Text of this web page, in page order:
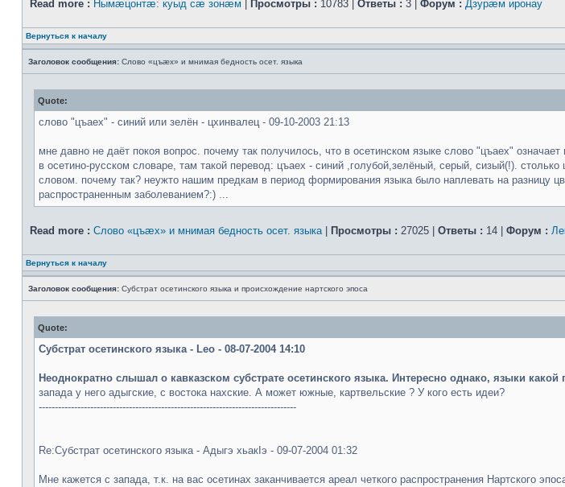
Read more : Нымæцонтæ: куыд сæ зонæм Просмотры : 10783 | Ответы : 3 | Форум : Дзурæм иронау
Вернуться к началу
Заголовок сообщения: Слово «цъæх» и мнимая бедность осет. языка
Quote:
слово "цъаех" - синий или зелён - цхинвалец - 09-10-2003 21:13
мне давно не даёт покоя вопрос. почему так получилось, что в осетинском языке слово "цъаех"
в осетино-русском словаре, там такой перевод: цъаех - синий ,голубой,зелёный, серый, сизый(!). столько
словом. почему так? неужто нашим предкам в период формирования языка было наплевать на разницу
распространенным заболеванием?:) ...
Read more : Слово «цъæх» и мнимая бедность осет. языка| Просмотры : 27025 | Ответы : 14 | Форум :
Вернуться к началу
Заголовок сообщения: Субстрат осетинского языка и происхождение нартского эпоса
Quote:
Субстрат осетинского языка - Leo - 08-07-2004 14:10
Неоднократно слышал о кавказском субстрате осетинского языка. Интересно однако, языки
запада у него адыгские, с востока нахские. А может южные, картвельские ? У кого есть идеи?
--------------------------------------------------------------------------------
Re:Субстрат осетинского языка - Адыгэ хьакIэ - 09-07-2004 01:32
Мне кажется с запада, т.к. на вас осетинах заканчивается ареал четкого распространения Нартского